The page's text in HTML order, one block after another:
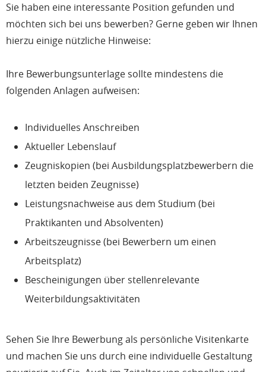
Sie haben eine interessante Position gefunden und
möchten sich bei uns bewerben? Gerne geben wir Ihnen
hierzu einige nützliche Hinweise:
Ihre Bewerbungsunterlage sollte mindestens die
folgenden Anlagen aufweisen:
Individuelles Anschreiben
Aktueller Lebenslauf
Zeugniskopien (bei Ausbildungsplatzbewerbern die
letzten beiden Zeugnisse)
Leistungsnachweise aus dem Studium (bei
Praktikanten und Absolventen)
Arbeitszeugnisse (bei Bewerbern um einen
Arbeitsplatz)
Bescheinigungen über stellenrelevante
Weiterbildungsaktivitäten
Sehen Sie Ihre Bewerbung als persönliche Visitenkarte
und machen Sie uns durch eine individuelle Gestaltung